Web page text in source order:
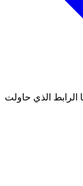
الرابط الذي حاولت